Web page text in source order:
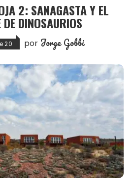
2: SANAGASTA Y EL
DE DINOSAURIOS
20 por Jorge Gobbi